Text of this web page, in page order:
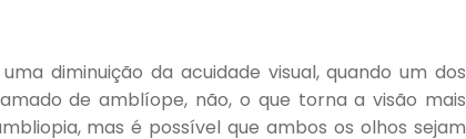
diminuição da acuidade visual, quando um dos
de amblíope, não, o que torna a visão mais
mas é possível que ambos os olhos sejam